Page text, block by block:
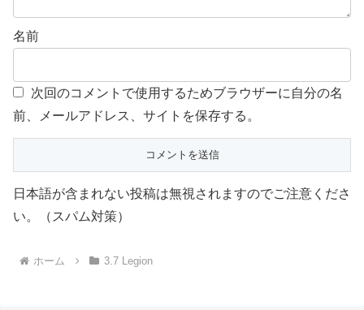
名前
次回のコメントで使用するためブラウザーに自分の名
前、メールアドレス、サイトを保存する。
日本語が含まれない投稿は無視されますのでご注意くださ
い。（スパム対策）
ホーム 3.7 Legion